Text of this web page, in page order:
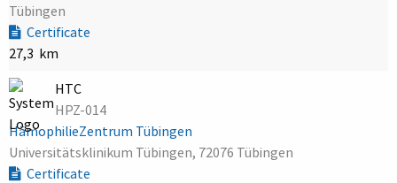
Tübingen
Certificate
27,3 km
HTC
HPZ-014
HämophilieZentrum Tübingen
Universitätsklinikum Tübingen, 72076 Tübingen
Certificate